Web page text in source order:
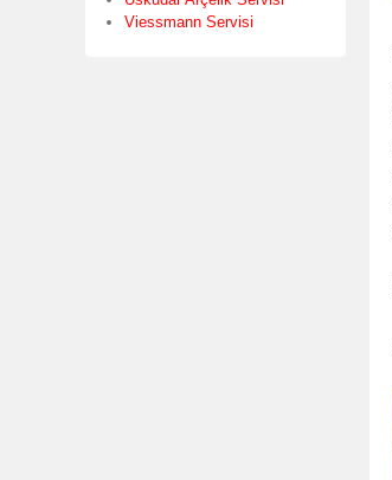
Viessmann Servisi